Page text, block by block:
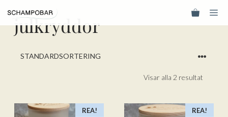
innehålljulkryddor
Visar alla 2 resultat
REA! REA!